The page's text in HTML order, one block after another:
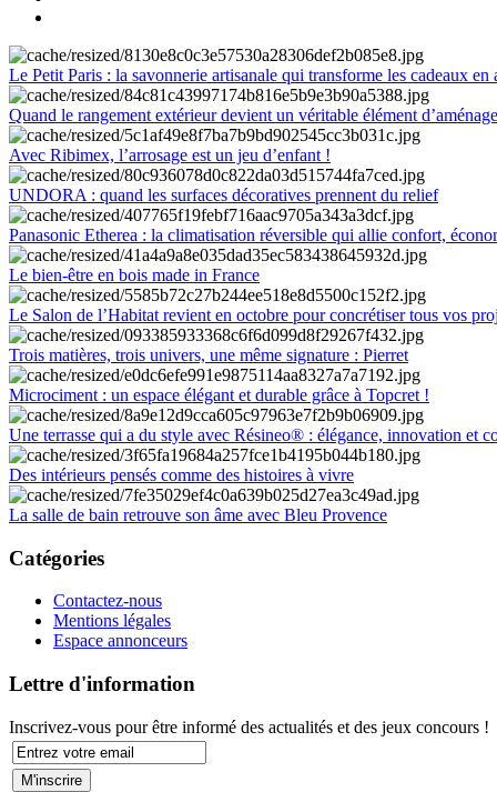
Le Petit Paris : la savonnerie artisanale qui transforme les cadeaux en
Quand le rangement extérieur devient un véritable élément
Avec Ribimex, l’arrosage est un jeu d’enfant !
UNDORA : quand les surfaces décoratives prennent du relief
Panasonic Etherea : la climatisation réversible qui allie confort,
Le bien-être en bois made in France
Le Salon de l’Habitat revient en octobre pour concrétiser tous vos
Trois matières, trois univers, une même signature : Pierret
Microciment : un espace élégant et durable grâce à Topcret !
Une terrasse qui a du style avec Résineo® : élégance, innovation et
Des intérieurs pensés comme des histoires à vivre
La salle de bain retrouve son âme avec Bleu Provence
Catégories
Contactez-nous
Mentions légales
Espace annonceurs
Lettre d'information
Inscrivez-vous pour être informé des actualités et des jeux concours !